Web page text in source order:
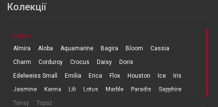
Колекції
Salvia
Almira
Aloba Aquamarine Bagira Bloom
Cassia
Charm
Corduroy Crocus Daisy
Doris
Edelweiss Small
Emilia Erica Flox Houston Ice
Iris
Jasmine
Kanna Lili Lotus Marble Paradis
Sapphire
Tansy
Topaz